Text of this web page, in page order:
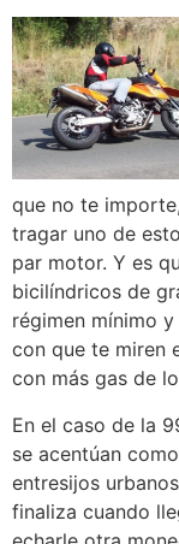
que no te
tragar uno de
par motor. Y es
bicilíndricos de
régimen mínimo
con que te miren
con más gas de
En el caso de la
se acentúan
entresijos
finaliza cuando